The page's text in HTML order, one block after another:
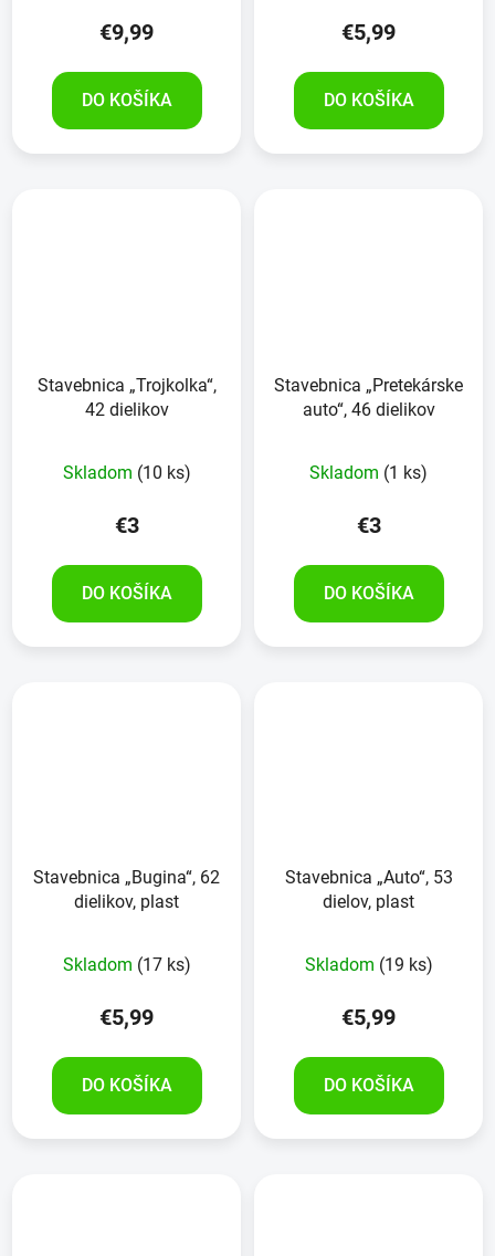
€9,99
DO KOŠÍKA
€5,99
DO KOŠÍKA
Stavebnica „Trojkolka“,
42 dielikov
Skladom (10 ks)
€3
DO KOŠÍKA
Stavebnica „Pretekárske
auto“, 46 dielikov
Skladom (1 ks)
€3
DO KOŠÍKA
Stavebnica „Bugina“, 62
dielikov, plast
Skladom (17 ks)
€5,99
DO KOŠÍKA
Stavebnica „Auto“, 53
dielov, plast
Skladom (19 ks)
€5,99
DO KOŠÍKA